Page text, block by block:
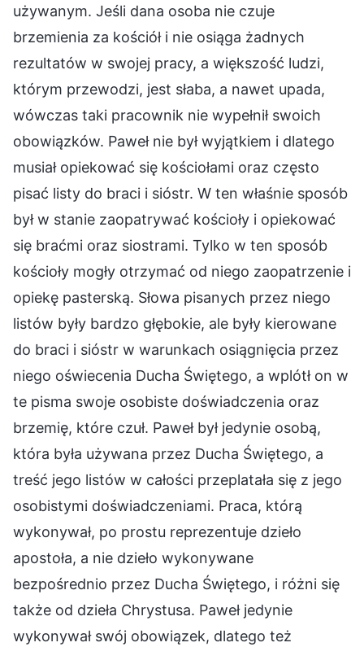
używanym. Jeśli dana osoba nie czuje
brzemienia za kościół i nie osiąga żadnych
rezultatów w swojej pracy, a większość ludzi,
którym przewodzi, jest słaba, a nawet upada,
wówczas taki pracownik nie wypełnił swoich
obowiązków. Paweł nie był wyjątkiem i dlatego
musiał opiekować się kościołami oraz często
pisać listy do braci i sióstr. W ten właśnie sposób
był w stanie zaopatrywać kościoły i opiekować
się braćmi oraz siostrami. Tylko w ten sposób
kościoły mogły otrzymać od niego zaopatrzenie i
opiekę pasterską. Słowa pisanych przez niego
listów były bardzo głębokie, ale były kierowane
do braci i sióstr w warunkach osiągnięcia przez
niego oświecenia Ducha Świętego, a wplótł on w
te pisma swoje osobiste doświadczenia oraz
brzemię, które czuł. Paweł był jedynie osobą,
która była używana przez Ducha Świętego, a
treść jego listów w całości przeplatała się z jego
osobistymi doświadczeniami. Praca, którą
wykonywał, po prostu reprezentuje dzieło
apostoła, a nie dzieło wykonywane
bezpośrednio przez Ducha Świętego, i różni się
także od dzieła Chrystusa. Paweł jedynie
wykonywał swój obowiązek, dlatego też